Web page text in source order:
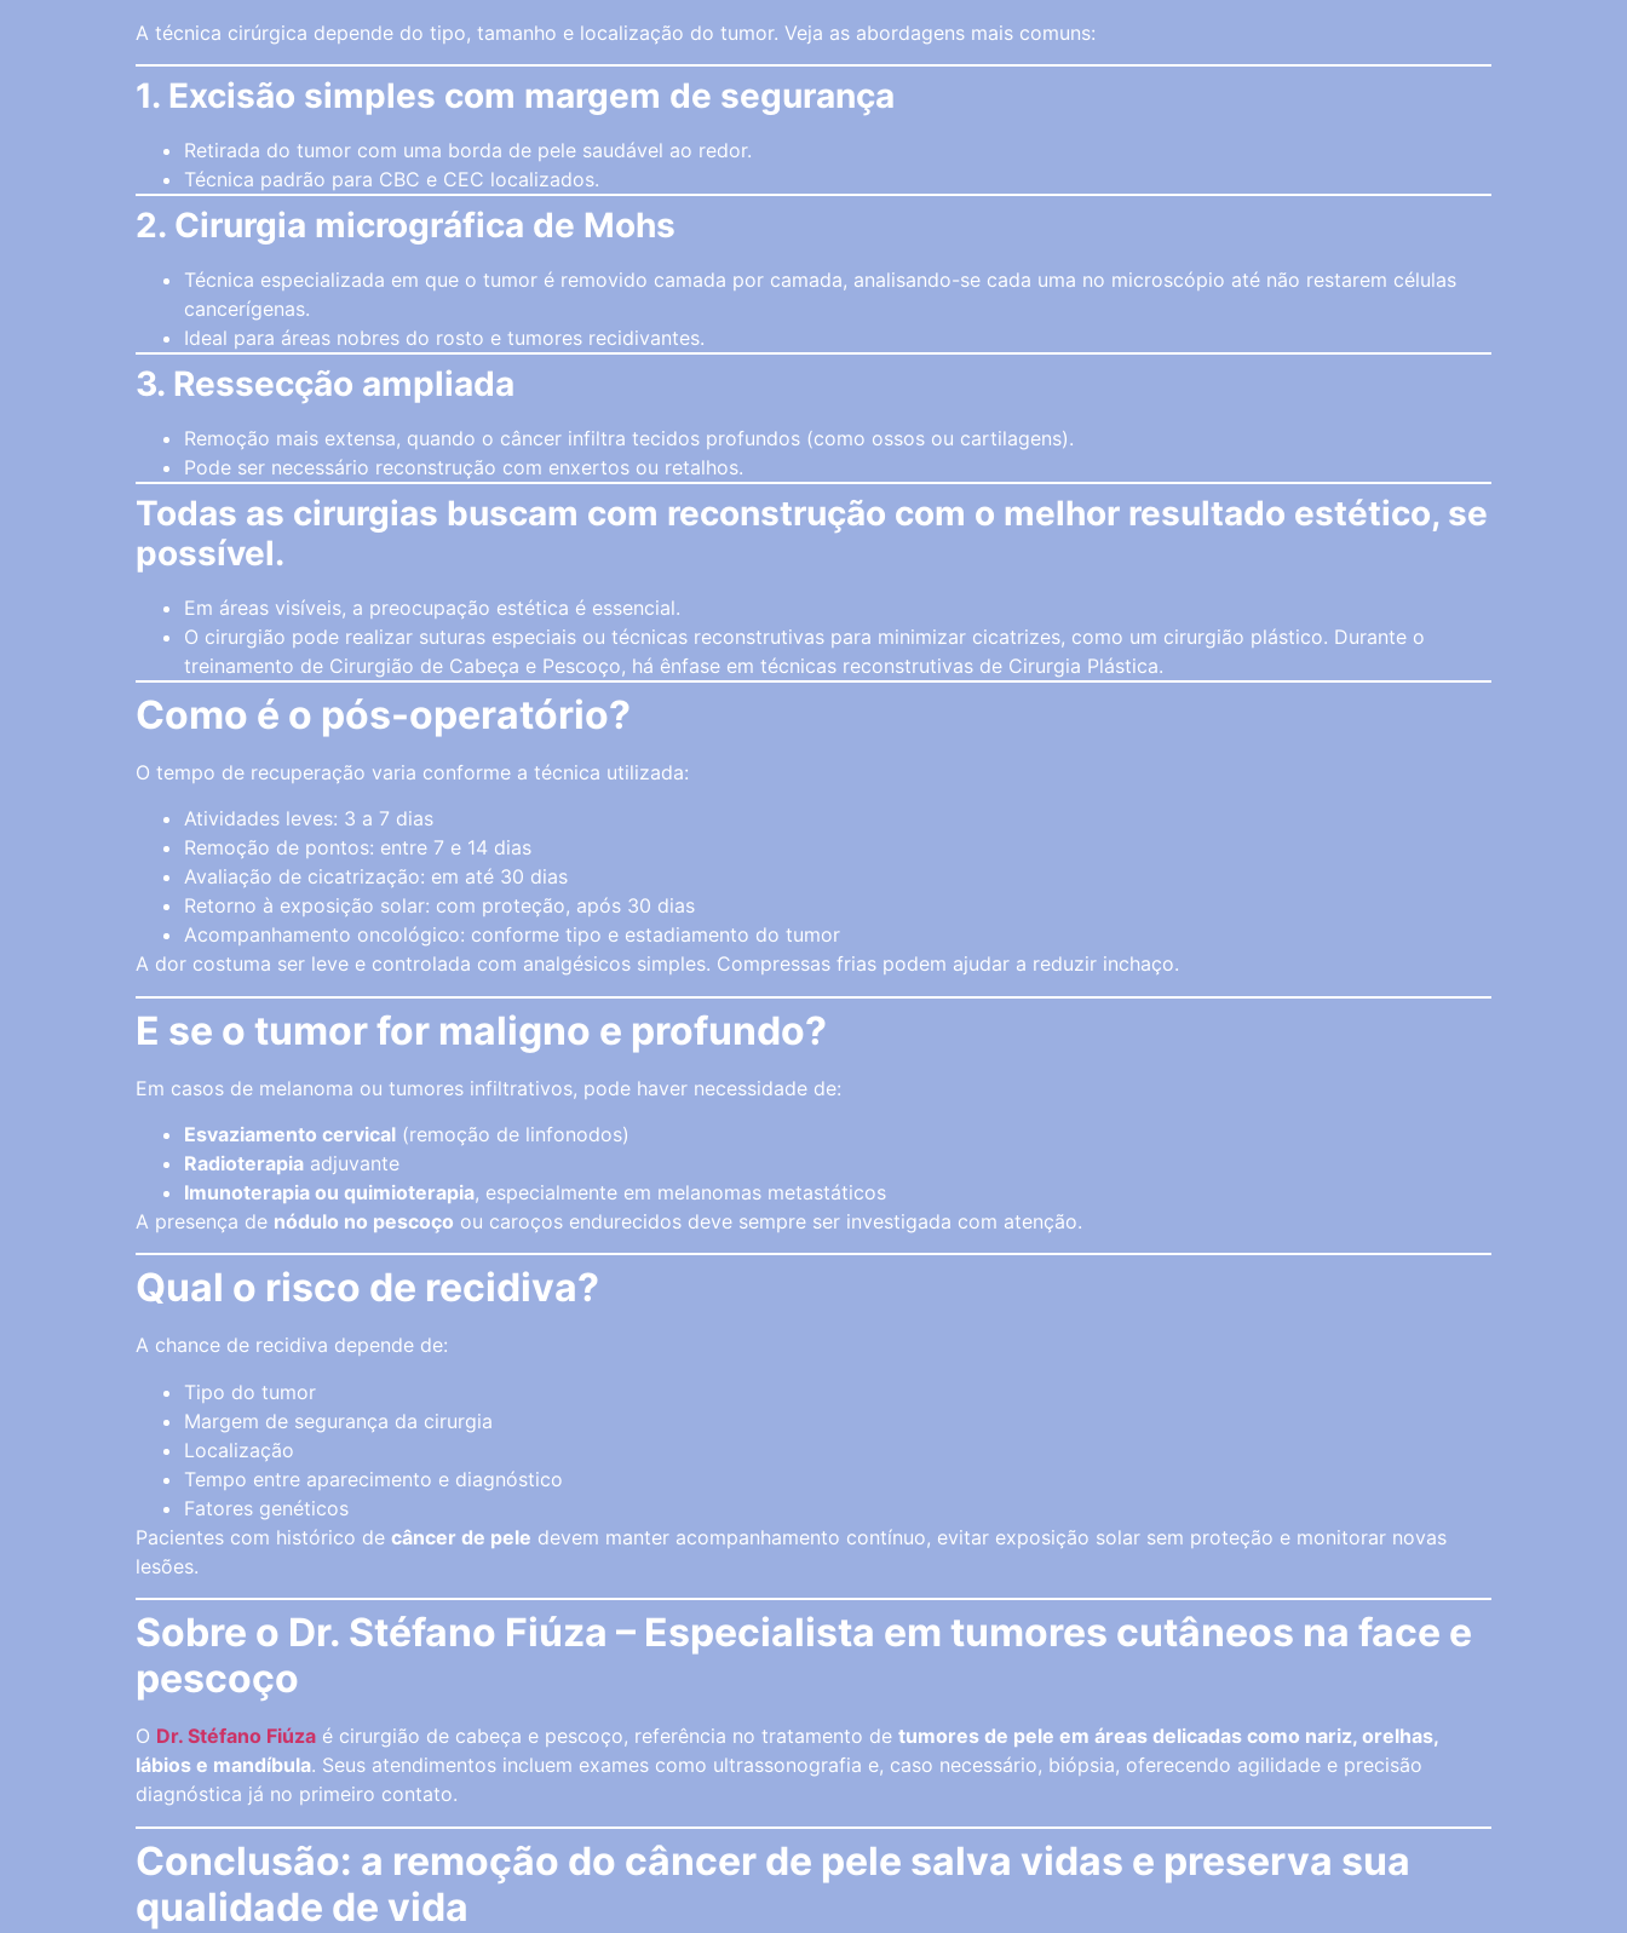
A técnica cirúrgica depende do tipo, tamanho e localização do tumor. Veja as abordagens mais comuns:
1. Excisão simples com margem de segurança
Retirada do tumor com uma borda de pele saudável ao redor.
Técnica padrão para CBC e CEC localizados.
2. Cirurgia micrográfica de Mohs
Técnica especializada em que o tumor é removido camada por camada, analisando-se cada uma no microscópio até não restarem células
cancerígenas.
Ideal para áreas nobres do rosto e tumores recidivantes.
3. Ressecção ampliada
Remoção mais extensa, quando o câncer infiltra tecidos profundos (como ossos ou cartilagens).
Pode ser necessário reconstrução com enxertos ou retalhos.
Todas as cirurgias buscam com reconstrução com o melhor resultado estético, se
possível.
Em áreas visíveis, a preocupação estética é essencial.
O cirurgião pode realizar suturas especiais ou técnicas reconstrutivas para minimizar cicatrizes, como um cirurgião plástico. Durante o
treinamento de Cirurgião de Cabeça e Pescoço, há ênfase em técnicas reconstrutivas de Cirurgia Plástica.
Como é o pós-operatório?
O tempo de recuperação varia conforme a técnica utilizada:
Atividades leves: 3 a 7 dias
Remoção de pontos: entre 7 e 14 dias
Avaliação de cicatrização: em até 30 dias
Retorno à exposição solar: com proteção, após 30 dias
Acompanhamento oncológico: conforme tipo e estadiamento do tumor
A dor costuma ser leve e controlada com analgésicos simples. Compressas frias podem ajudar a reduzir inchaço.
E se o tumor for maligno e profundo?
Em casos de melanoma ou tumores infiltrativos, pode haver necessidade de:
Esvaziamento cervical (remoção de linfonodos)
Radioterapia adjuvante
Imunoterapia ou quimioterapia, especialmente em melanomas metastáticos
A presença de nódulo no pescoço ou caroços endurecidos deve sempre ser investigada com atenção.
Qual o risco de recidiva?
A chance de recidiva depende de:
Tipo do tumor
Margem de segurança da cirurgia
Localização
Tempo entre aparecimento e diagnóstico
Fatores genéticos
Pacientes com histórico de câncer de pele devem manter acompanhamento contínuo, evitar exposição solar sem proteção e monitorar novas
lesões.
Sobre o Dr. Stéfano Fiúza – Especialista em tumores cutâneos na face e
pescoço
O Dr. Stéfano Fiúza é cirurgião de cabeça e pescoço, referência no tratamento de tumores de pele em áreas delicadas como nariz, orelhas,
lábios e mandíbula. Seus atendimentos incluem exames como ultrassonografia e, caso necessário, biópsia, oferecendo agilidade e precisão
diagnóstica já no primeiro contato.
Conclusão: a remoção do câncer de pele salva vidas e preserva sua
qualidade de vida